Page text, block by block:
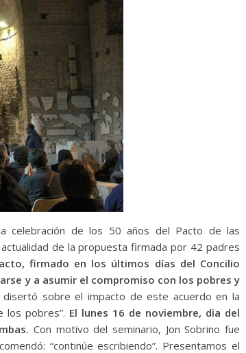
celebración de los 50 años del Pacto de las
de la propuesta firmada por 42 padres
firmado en los últimos días del Concilio
y a asumir el compromiso con los pobres y
disertó sobre el impacto de este acuerdo en la
los pobres”. El lunes 16 de noviembre, dia del
Con motivo del seminario, Jon Sobrino fue
“continúe escribiendo”. Presentamos el